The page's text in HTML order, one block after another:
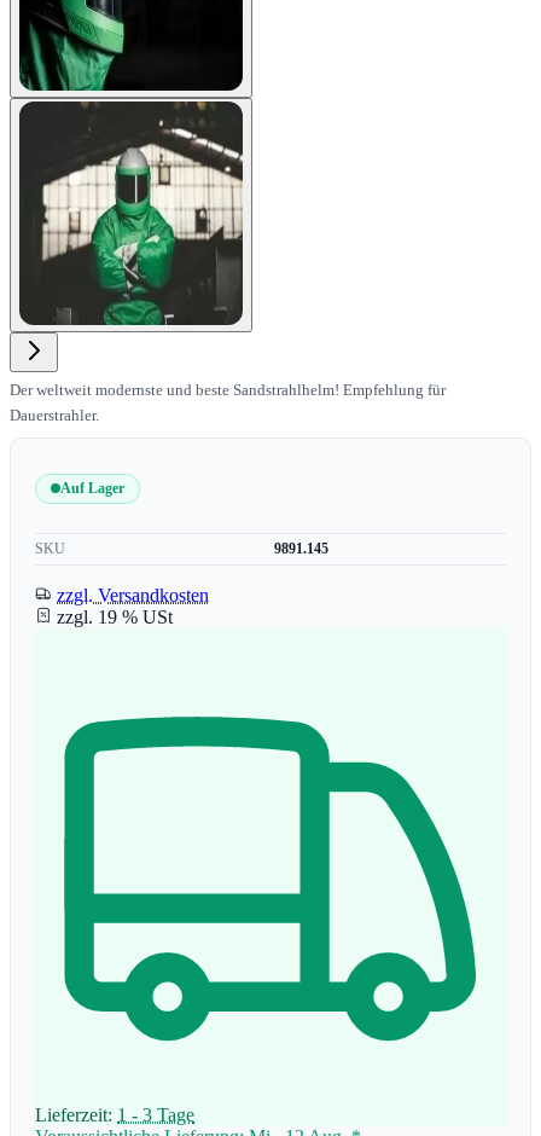
View larger image
Der weltweit modernste und beste Sandstrahlhelm! Empfehlung für
Dauerstrahler.
Auf Lager
SKU 9891.145
zzgl. Versandkosten
zzgl. 19 % USt
Lieferzeit: 1 - 3 Tage